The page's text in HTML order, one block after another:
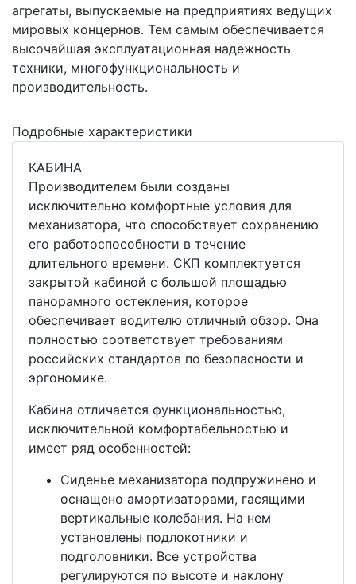
агрегаты, выпускаемые на предприятиях ведущих
мировых концернов. Тем самым обеспечивается
высочайшая эксплуатационная надежность
техники, многофункциональность и
производительность.
Подробные характеристики
КАБИНА
Производителем были созданы
исключительно комфортные условия для
механизатора, что способствует сохранению
его работоспособности в течение
длительного времени. СКП комплектуется
закрытой кабиной с большой площадью
панорамного остекления, которое
обеспечивает водителю отличный обзор. Она
полностью соответствует требованиям
российских стандартов по безопасности и
эргономике.
Кабина отличается функциональностью,
исключительной комфортабельностью и
имеет ряд особенностей:
Сиденье механизатора подпружинено и
оснащено амортизаторами, гасящими
вертикальные колебания. На нем
установлены подлокотники и
подголовники. Все устройства
регулируются по высоте и наклону